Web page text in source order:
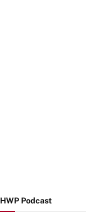
HWP Podcast